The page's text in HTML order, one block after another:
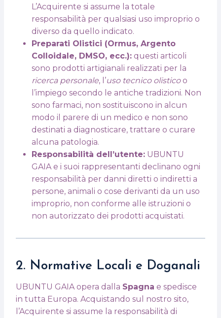
L’Acquirente si assume la totale
responsabilità per qualsiasi uso improprio o
diverso da quello indicato.
Preparati Olistici (Ormus, Argento
Colloidale, DMSO, ecc.): questi articoli
sono prodotti artigianali realizzati per la
ricerca personale, l’uso tecnico olisticoo
l’impiego secondo le antiche tradizioni. Non
sono farmaci, non sostituiscono in alcun
modo il parere di un medico e non sono
destinati a diagnosticare, trattare o curare
alcuna patologia.
Responsabilità dell’utente: UBUNTU
GAIA e i suoi rappresentanti declinano ogni
responsabilità per danni diretti o indiretti a
persone, animali o cose derivanti da un uso
improprio, non conforme alle istruzioni o
non autorizzato dei prodotti acquistati.
2. Normative Locali e Doganali
UBUNTU GAIA opera dalla Spagna e spedisce
in tutta Europa. Acquistando sul nostro sito,
l’Acquirente si assume la responsabilità di